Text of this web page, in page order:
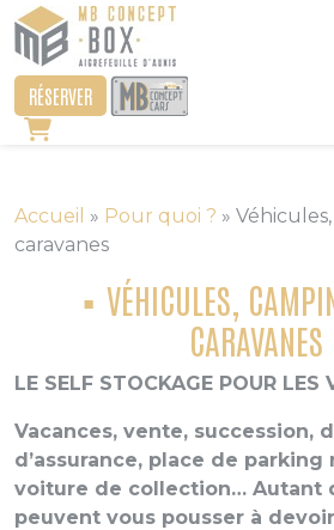
RÉSERVER
Accueil » Pour quoi ? »
caravanes
VÉHICULES,
CARAVANES
LE SELF STOCKAGE POUR LES
Vacances, vente, succession,
d’assurance, place de parking
voiture de collection… Autant
peuvent vous pousser à